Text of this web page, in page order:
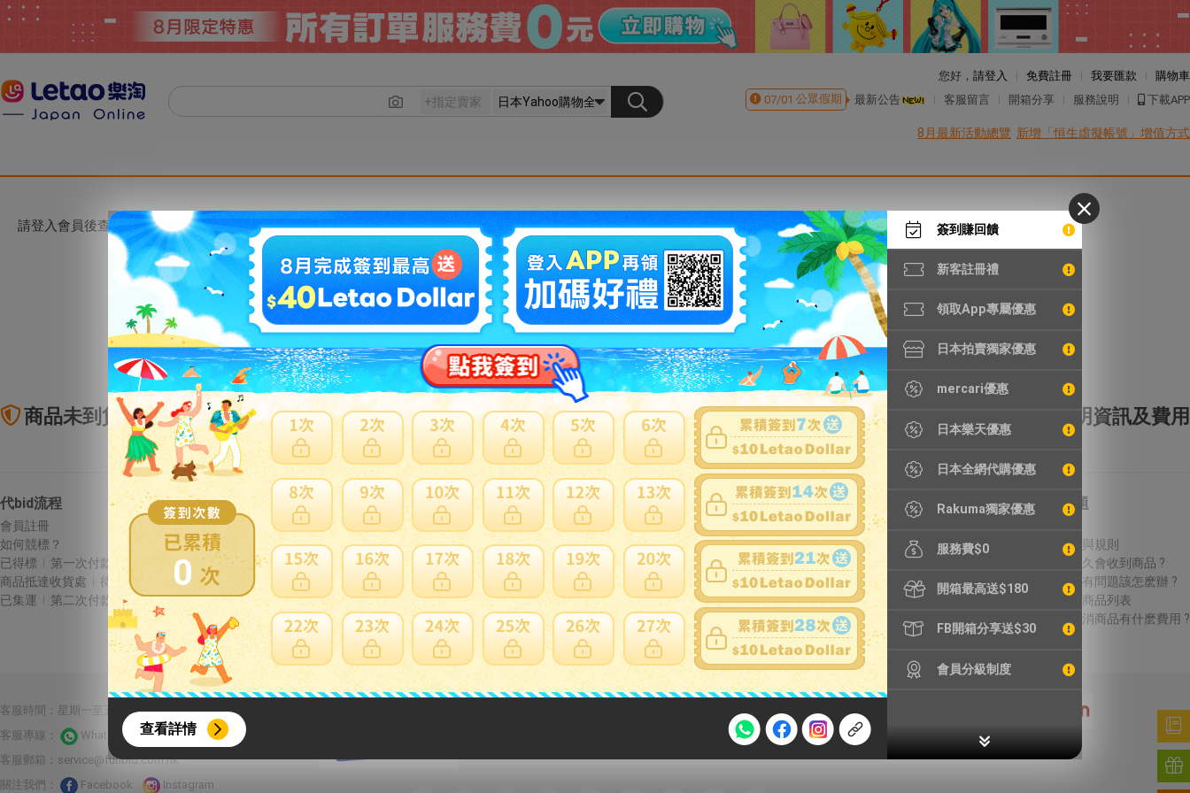
0
查看詳情
簽到賺回饋
新客註冊禮
領取App專屬優惠
日本拍賣獨家優惠
mercari優惠
日本樂天優惠
日本全網代購優惠
Rakuma獨家優惠
服務費$0
開箱最高送$180
FB開箱分享送$30
會員分級制度
您好， 請登入 免費註冊 我要匯款
購物車
07/01 公眾假期 最新公告 客服留言 開箱分享 服務說明 下載APP
8月最新活動總覽 新增「恒生虛擬帳號」增值方式
請登入會員後查看。
會員登入
商品未到貨全額理賠 賣家寄錯全額處理 運送損壞全額理賠 全透明資訊及費用
代bid流程
會員註冊
如何競標？
已得標
第一次付款
商品抵達收貨處
待集運
已集運
第二次付款
Letao保障
商品未到貨全額理賠
賣家寄錯全額處理
運送損壞全額理賠
全透明資訊及費用
支付方式
FPS 轉數快 / Tap & Go 拍住賞 - FPS
銀行過數
Payme
自取點現金儲值
Alipay HK
信用卡
特別服務
鐵壺漏水檢測
精品鑑定
輪框拆除
加強包裝
常見問題
議價方式與規則
結標後多久會收到商品 ?
收到商品有問題該怎麽辦 ?
無法進口商品列表
得標後取消商品有什麽費用 ?
客服時間：星期一至五 10:00-22:00 星期六至日13:00-22:00
客服專線：
Whatsapp 線上客服
客服郵箱： service@funbid.com.hk
關注我們：
Facebook Instagram